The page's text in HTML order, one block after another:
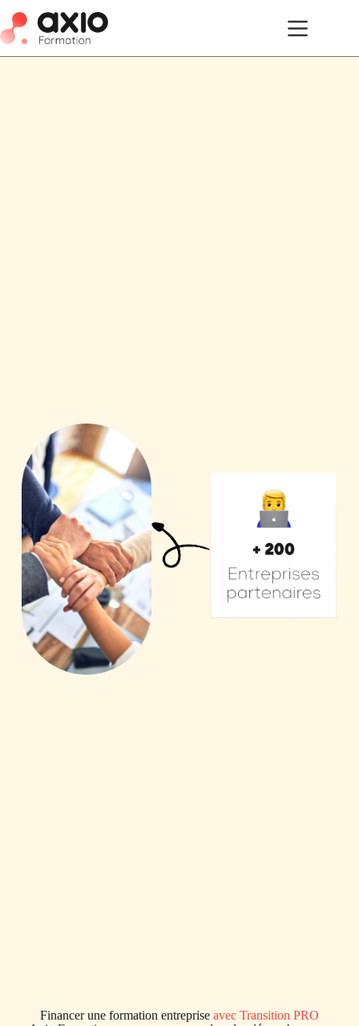
Financer une formation entreprise avec Transition PRO